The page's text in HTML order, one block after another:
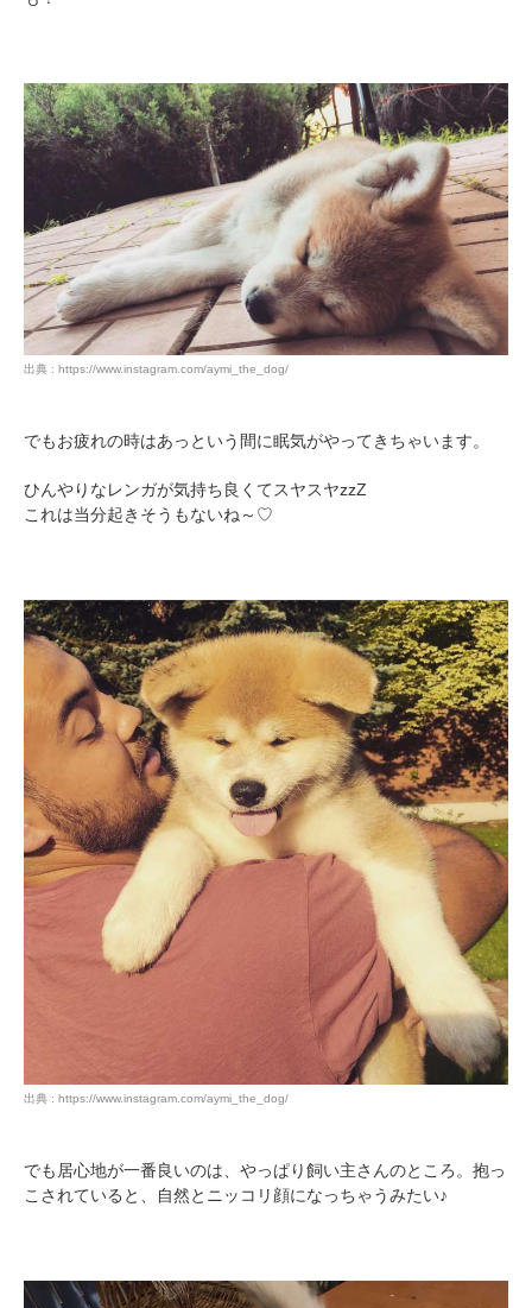
出典 : https://www.instagram.com/aymi_the_dog/
でもお疲れの時はあっという間に眠気がやってきちゃいます。
ひんやりなレンガが気持ち良くてスヤスヤzzZ
これは当分起きそうもないね～♡
出典 : https://www.instagram.com/aymi_the_dog/
でも居心地が一番良いのは、やっぱり飼い主さんのところ。抱っ
こされていると、自然とニッコリ顔になっちゃうみたい♪
閉じる
pecodogs
いぬ部をフォロー
pecocats
ねこ部をフォロー
アプリで開く
アプリをダウンロードする